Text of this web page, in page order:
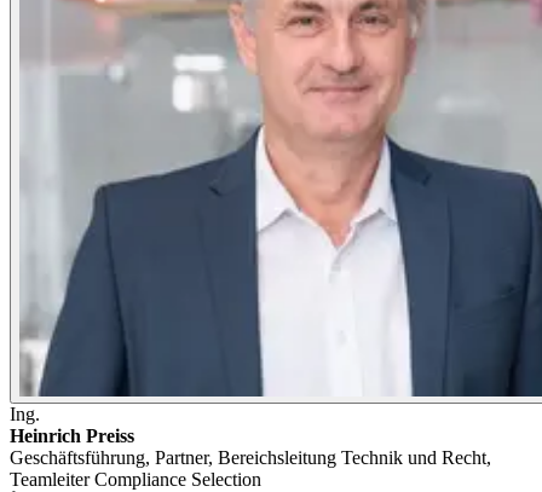
Ing.
Heinrich Preiss
Geschäftsführung, Partner, Bereichsleitung Technik und Recht,
Teamleiter Compliance Selection